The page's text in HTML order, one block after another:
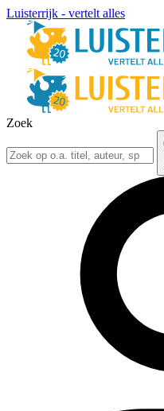
Luisterrijk - vertelt alles
Zoek